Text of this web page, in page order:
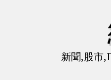
新聞,股市